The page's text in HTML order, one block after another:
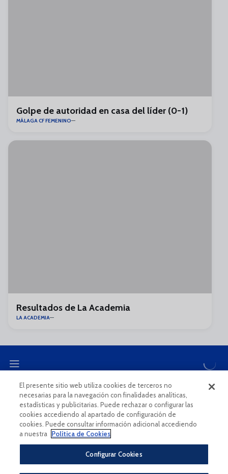
Golpe de autoridad en casa del líder (0-1)
MÁLAGA CF FEMENINO
Resultados de La Academia
LA ACADEMIA
CANAL ÉTICO
El presente sitio web utiliza cookies de terceros no
necesarias para la navegación con finalidades analíticas,
estadísticas y publicitarias. Puede rechazar o configurar las
cookies accediendo al apartado de configuración de
cookies. Puede consultar información adicional accediendo
a nuestra
Política de Cookies
Configurar Cookies